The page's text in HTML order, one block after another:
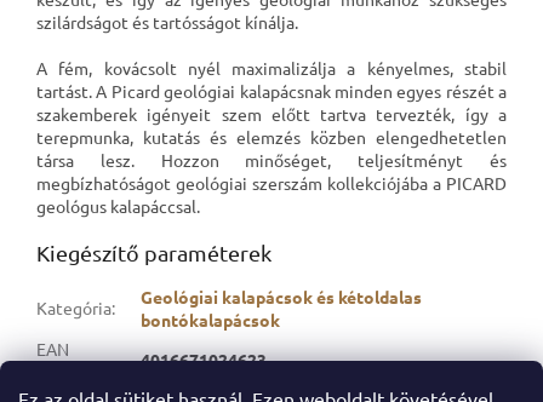
szilárdságot és tartósságot kínálja.
A fém, kovácsolt nyél maximalizálja a kényelmes, stabil
tartást. A Picard geológiai kalapácsnak minden egyes részét a
szakemberek igényeit szem előtt tartva tervezték, így a
terepmunka, kutatás és elemzés közben elengedhetetlen
társa lesz. Hozzon minőséget, teljesítményt és
megbízhatóságot geológiai szerszám kollekciójába a PICARD
geológus kalapáccsal.
Kiegészítő paraméterek
Kategória:
Geológiai kalapácsok és kétoldalas
bontókalapácsok
EAN
4016671024623